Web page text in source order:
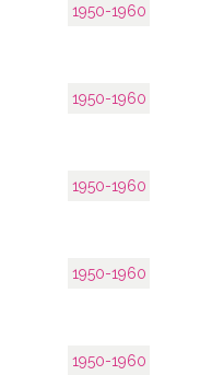
1950-1960
1950-1960
1950-1960
1950-1960
1950-1960